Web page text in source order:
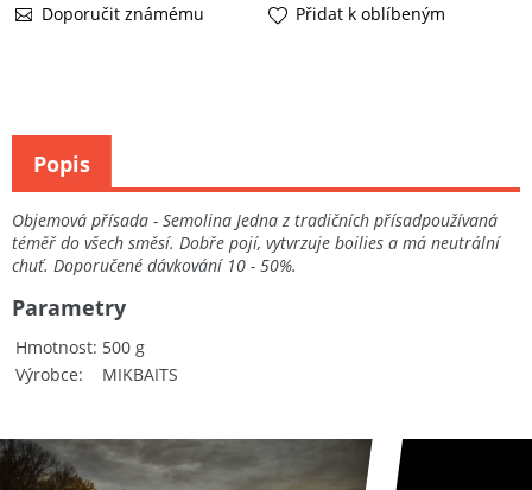
Doporučit známému
Přidat k oblíbeným
Objemová přísada - Semolina Jedna z tradičních přísadpoužívaná
téměř do všech směsí. Dobře pojí, vytvrzuje boilies a má neutrální
chuť. Doporučené dávkování 10 - 50%.
Hmotnost 500 g
Výrobce
MIKBAITS
Parametry
Popis